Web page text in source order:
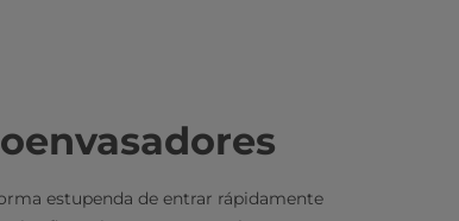
estupenda de entrar rápidamente